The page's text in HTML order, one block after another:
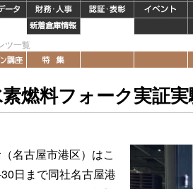
ツ一覧
燃料フォーク実証
名古屋市港区）はこ
日まで同社名古屋港